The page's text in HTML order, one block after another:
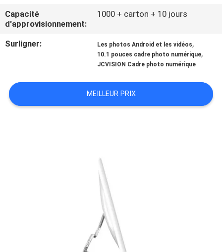
CONTRÔLE
QUALITÉ
Capacité
d'approvisionnement:
1000 + carton + 10 jours
Surligner: Les photos Android et les vidéos,
10.1 pouces cadre photo numérique,
JCVISION Cadre photo numérique
MEILLEUR PRIX